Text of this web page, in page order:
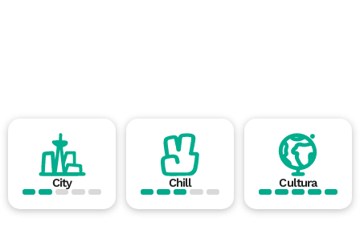
City Chill Cultura